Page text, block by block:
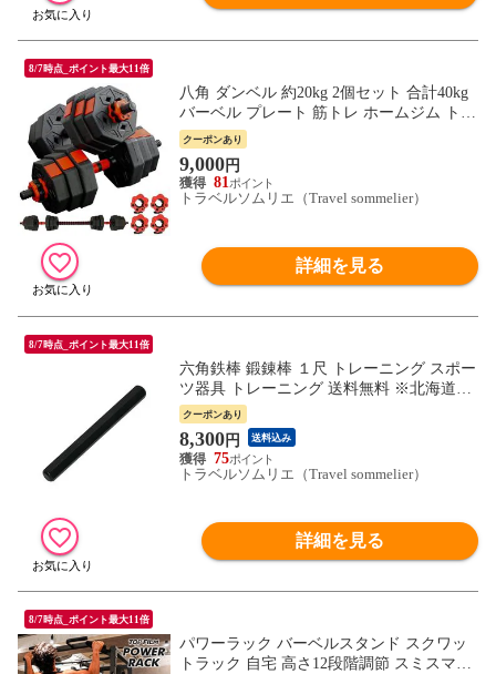
8/7時点_ポイント最大11倍
八角 ダンベル 約20kg 2個セット 合計40kg
バーベル プレート 筋トレ ホームジム トレ
ーニング 送料無料 ※北海道、沖縄県、離
島を除く 【ロジ発送】 トラベルソムリエ
w-tre5
クーポンあり
9,000円
81
トラベルソムリエ（Travel sommelier）
詳細を見る
8/7時点_ポイント最大11倍
六角鉄棒 鍛錬棒 １尺 トレーニング スポー
ツ器具 トレーニング 送料無料 ※北海道、
沖縄県、離島を除く 【ロジ発送】 トラベ
ルソムリエ w-tre5
クーポンあり
8,300円 送料込み
75
トラベルソムリエ（Travel sommelier）
詳細を見る
8/7時点_ポイント最大11倍
パワーラック バーベルスタンド スクワッ
トラック 自宅 高さ12段階調節 スミスマシ